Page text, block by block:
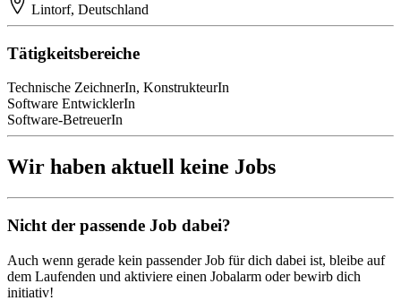
Lintorf, Deutschland
Tätigkeitsbereiche
Technische ZeichnerIn, KonstrukteurIn
Software EntwicklerIn
Software-BetreuerIn
Wir haben aktuell keine Jobs
Nicht der passende Job dabei?
Auch wenn gerade kein passender Job für dich dabei ist, bleibe auf
dem Laufenden und aktiviere einen Jobalarm oder bewirb dich
initiativ!